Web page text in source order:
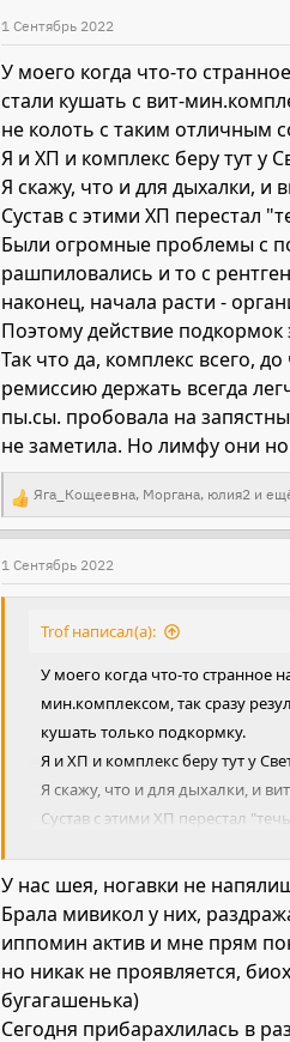
а
и
и
:
1 Сентябрь 2022
У моего когда что-то
стали кушать с вит-
не колоть с таким отличным
Я и ХП и комплекс беру тут у
Я скажу, что и для дыхалки, и
Сустав с этими ХП перестал
Были огромные проблемы с
рашпиловались и то с
наконец, начала расти -
Поэтому действие
Так что да, комплекс всего,
ремиссию держать всегда
пы.сы. пробовала на
не заметила. Но лимфу они
Р
е
а
к
Яга_Кощеевна, Моргана, юлия2 и
1 Сентябрь 2022
Trof написал(а):
У моего когда что-то странное
мин.комплексом, так сразу
кушать только подкормку.
Я и ХП и комплекс беру тут у
Я скажу, что и для дыхалки, и
Сустав с этими ХП перестал
Комплекс с магнием и
Поэтому действие подкормок
Так что да, комплекс всего, до
легче, чем ее добиваться.
пы.сы. пробовала на запястный
У нас шея, ногавки не
Брала мивикол у них,
иппомин актив и мне прям
но никак не проявляется,
бугагашенька)
Сегодня прибарахлилась в